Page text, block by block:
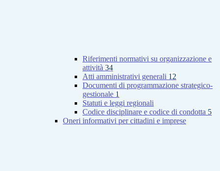
Riferimenti normativi su organizzazione e
attività 34
Atti amministrativi generali 12
Documenti di programmazione strategico-
gestionale 1
Statuti e leggi regionali
Codice disciplinare e codice di condotta 5
Oneri informativi per cittadini e imprese